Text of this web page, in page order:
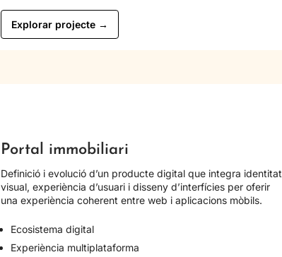
Explorar projecte →
Portal immobiliari
Definició i evolució d’un producte digital que integra identitat
visual, experiència d’usuari i disseny d’interfícies per oferir
una experiència coherent entre web i aplicacions mòbils.
Ecosistema digital
Experiència multiplataforma